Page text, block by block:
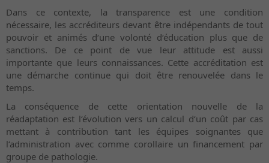
Dans ce contexte, la transparence est une condition
nécessaire, les accréditeurs devant être indépendants de tout
pouvoir et animés d‘une volonté d‘éducation plus que de
sanctions. De ce point de vue leur attitude est aussi
importante que leurs connaissances. Cette accréditation est
une démarche continue qui doit être renouvelée dans le
temps.
La conséquence de cette orientation nouvelle de la
réadaptation est l‘évolution vers un calcul d‘un coût par cas
mettant à contribution tant les équipes soignantes que
l‘administration avec comme corollaire un financement par
groupe de pathologie.